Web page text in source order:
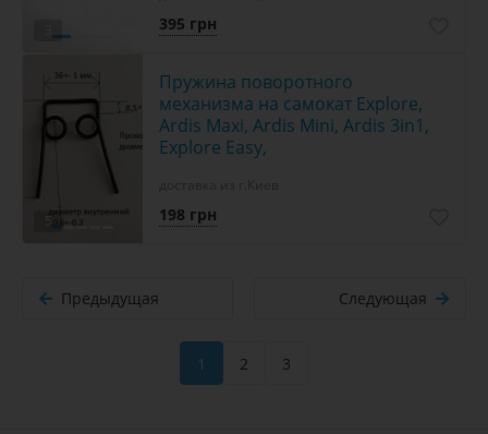
395 грн
5
Пружина поворотного
механизма на самокат Explore,
Ardis Maxi, Ardis Mini, Ardis 3in1,
Explore Easy,
198 грн
Предыдущая Следующая
1 2 3